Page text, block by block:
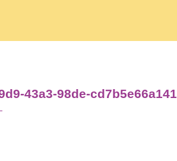
43a3-98de-cd7b5e66a141